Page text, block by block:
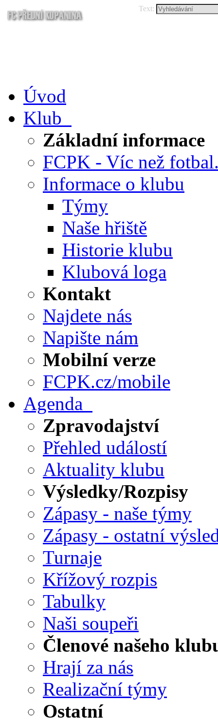
Text:
Úvod
Klub
Základní informace
FCPK - Víc než
Informace o klubu
Týmy
Naše hřiště
Historie klubu
Klubová loga
Kontakt
Najdete nás
Napište nám
Mobilní verze
FCPK.cz/mobile
Agenda
Zpravodajství
Přehled událostí
Aktuality klubu
Výsledky/Rozpisy
Zápasy - naše týmy
Zápasy - ostatní
Turnaje
Křížový rozpis
Tabulky
Naši soupeři
Členové našeho
Hrají za nás
Realizační týmy
Ostatní